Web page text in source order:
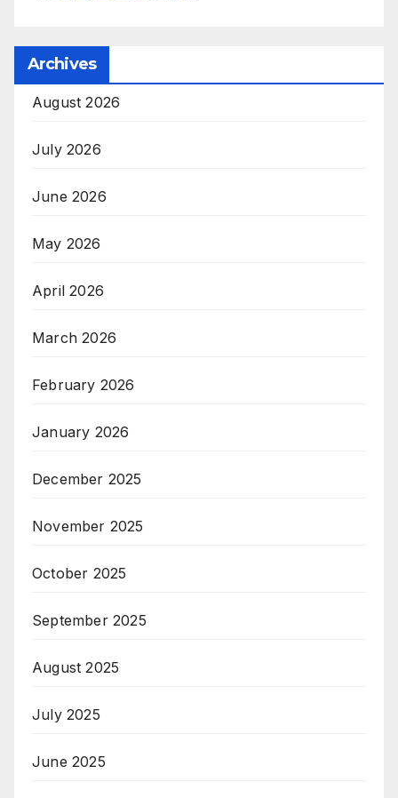
Archives
August 2026
July 2026
June 2026
May 2026
April 2026
March 2026
February 2026
January 2026
December 2025
November 2025
October 2025
September 2025
August 2025
July 2025
June 2025